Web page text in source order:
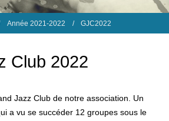
Année 2021-2022 GJC2022
Club 2022
Jazz Club de notre association. Un
a vu se succéder 12 groupes sous le